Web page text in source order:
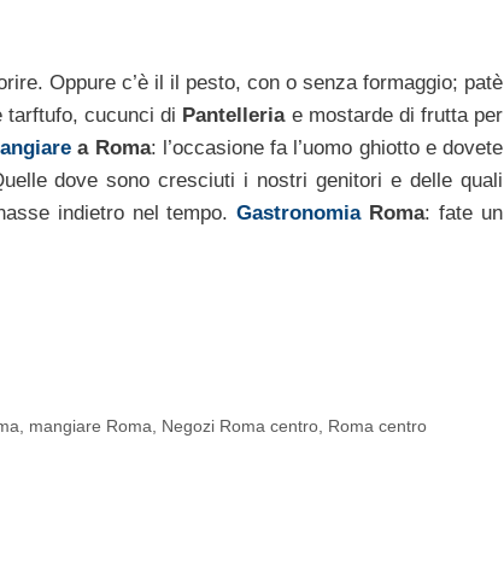
Oppure c’è il il pesto, con o senza formaggio; patè
tarftufo, cucunci di Pantelleriae mostarde di frutta per
a Roma: l’occasione fa l’uomo ghiotto e dovete
dove sono cresciuti i nostri genitori e delle quali
indietro nel tempo.GastronomiaRoma: fate un
mangiare Roma Negozi Roma centro Roma centro